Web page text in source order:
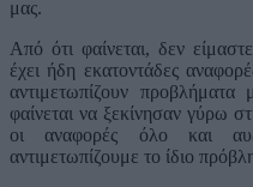
μας.
Από ότι φαίνεται, δεν
έχει ήδη εκατοντάδες
αντιμετωπίζουν
φαίνεται να ξεκίνησαν γύρω
οι αναφορές όλο και
αντιμετωπίζουμε το ίδιο